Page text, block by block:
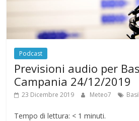
Podcast
Previsioni audio per
Campania 24/12/2019
23 Dicembre 2019 Meteo7
Tempo di lettura: < 1 minuti.